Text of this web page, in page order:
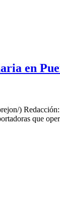
en
)
que